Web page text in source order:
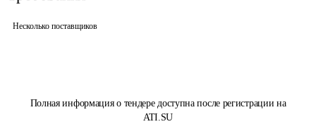
Полная информация о тендере доступна после регистрации на
ATI.SU
Несколько поставщиков